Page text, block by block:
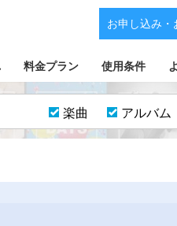
料金プラン 使用条件
お申し込み
楽曲 アルバム